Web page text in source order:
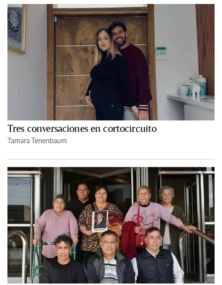
Tres conversaciones en cortocircuito
Tamara Tenenbaum